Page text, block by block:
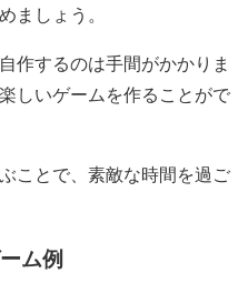
ましょう。
作するのは手間がかかりま
しいゲームを作ることがで
ことで、素敵な時間を過ご
ム例